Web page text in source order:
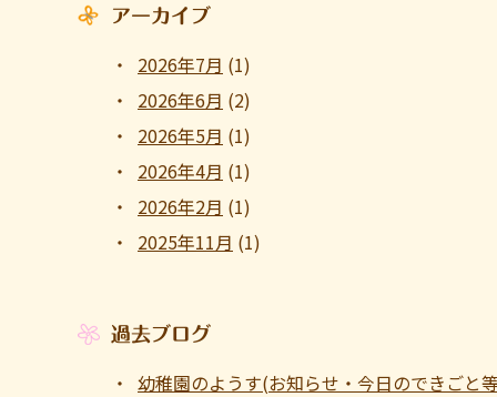
アーカイブ
2026年7月 (1)
2026年6月 (2)
2026年5月 (1)
2026年4月 (1)
2026年2月 (1)
2025年11月 (1)
過去ブログ
幼稚園のようす(お知らせ・今日のできご